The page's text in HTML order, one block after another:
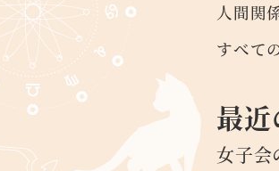
人間関
すべて
最近
女子会